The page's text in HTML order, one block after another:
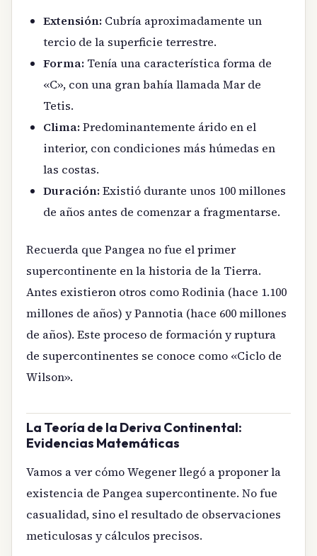
Extensión: Cubría aproximadamente un
tercio de la superficie terrestre.
Forma: Tenía una característica forma de
«C», con una gran bahía llamada Mar de
Tetis.
Clima:Predominantemente árido en el
interior, con condiciones más húmedas en
las costas.
Duración:Existió durante unos 100 millones
de años antes de comenzar a fragmentarse.
Recuerda que Pangea no fue el primer
supercontinente en la historia de la Tierra.
Antes existieron otros como Rodinia (hace 1.100
millones de años) y Pannotia (hace 600 millones
de años). Este proceso de formación y ruptura
de supercontinentes se conoce como «Ciclo de
Wilson».
La Teoría de la Deriva Continental:
Evidencias Matemáticas
Vamos a ver cómo Wegener llegó a proponer la
existencia de Pangea supercontinente. No fue
casualidad, sino el resultado de observaciones
meticulosas y cálculos precisos.